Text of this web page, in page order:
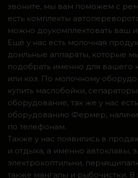
звоните, мы вам поможем с
есть комплекты
можно доукомплектовать ваш
Ещё у нас есть молочная
доильные аппараты, которые
подобрать именно для вашего
или коз. По молочному
купить маслобойки,
оборудование, так же у нас
оборудованию Фермер,
по телефонам.
Также у нас появились в
и отдыха, а именно автоклавы,
электрокоптильни,
также мангалы и рыбочистки.